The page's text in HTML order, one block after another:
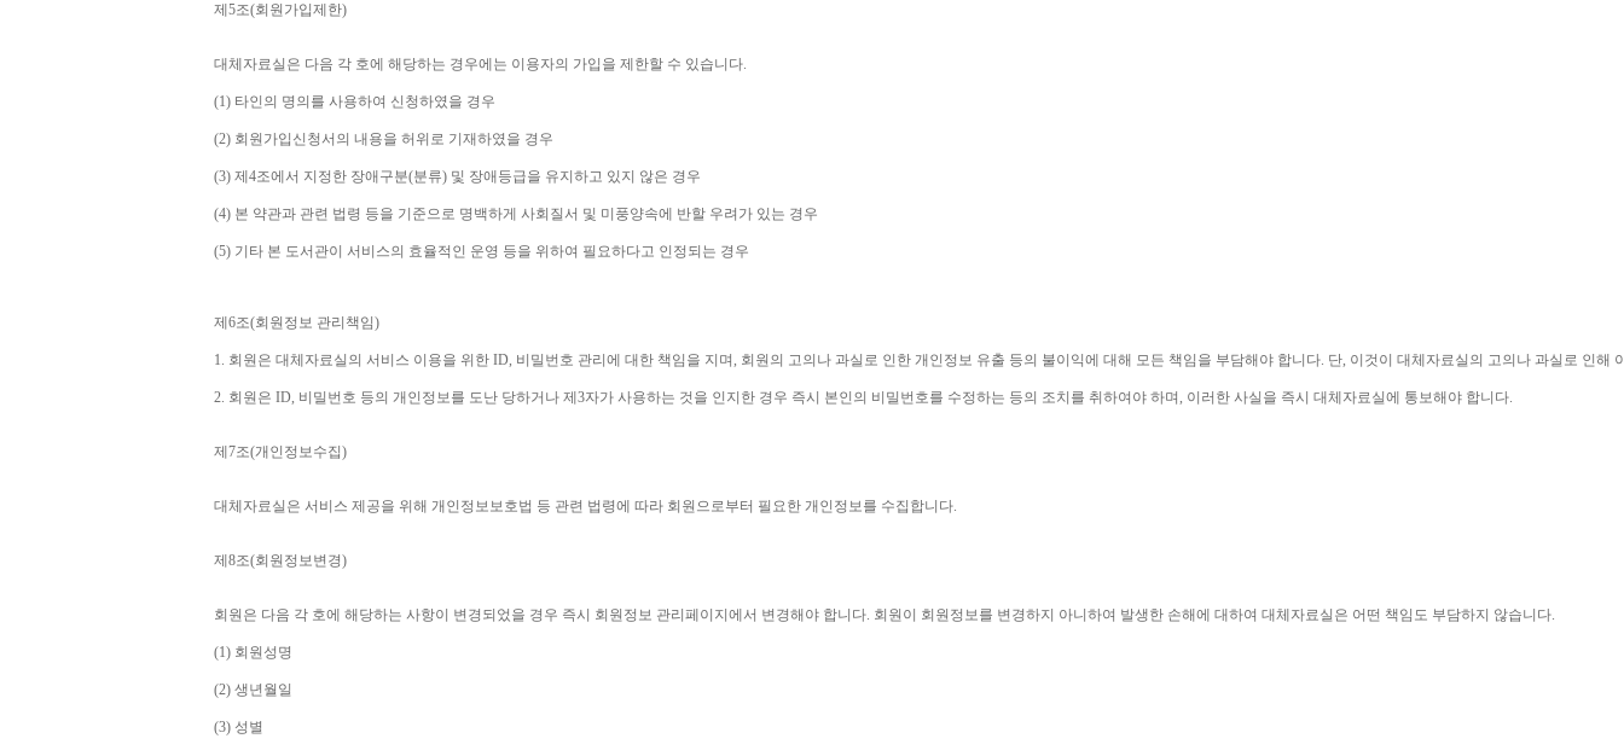
제 5조(회원가입제한)
대체자료실은 다음 각 호에 해당하는 경우에는 이용자의 가입을 제한할 수 있습니다.
(1) 타인의 명의를 사용하여 신청하였을 경우
(2) 회원가입신청서의 내용을 허위로 기재하였을 경우
(3) 제 4조에서 지정한 장애구분(분류) 및 장애등급을 유지하고 있지 않은 경우
(4) 본 약관과 관련 법령 등을 기준으로 명백하게 사회질서 및 미풍양속에 반할 우려가 있는 경우
(5) 기타 본 도서관이 서비스의 효율적인 운영 등을 위하여 필요하다고 인정되는 경우
제 6조(회원정보 관리책임)
1. 회원은 대체자료실의 서비스 이용을 위한 ID, 비밀번호 관리에 대한 책임을 지며, 회원의 고의나 과실로 인한 개인정보 유출 등의 불이익에 대해 모든 책임을 부담해야 합니다. 단, 이것이 대체자료실의 고의나 과실로 인해
2. 회원은 ID, 비밀번호 등의 개인정보를 도난 당하거나 제 3자가 사용하는 것을 인지한 경우 즉시 본인의 비밀번호를 수정하는 등의 조치를 취하여야 하며, 이러한 사실을 즉시 대체자료실에 통보해야 합니다.
제 7조(개인정보수집)
대체자료실은 서비스 제공을 위해 개인정보보호법 등 관련 법령에 따라 회원으로부터 필요한 개인정보를 수집합니다.
제 8조(회원정보변경)
회원은 다음 각 호에 해당하는 사항이 변경되었을 경우 즉시 회원정보 관리페이지에서 변경해야 합니다. 회원이 회원정보를 변경하지 아니하여 발생한 손해에 대하여 대체자료실은 어떤 책임도 부담하지 않습니다.
(1) 회원성명
(2) 생년월일
(3) 성별